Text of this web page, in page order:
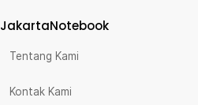
JakartaNotebook
Tentang Kami
Kontak Kami